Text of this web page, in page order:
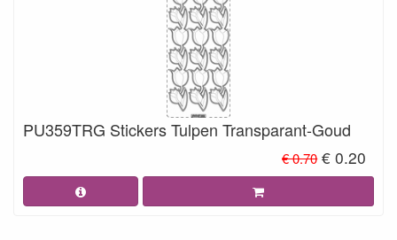
PU359TRG Stickers Tulpen Transparant-Goud
€ 0.70 € 0.20